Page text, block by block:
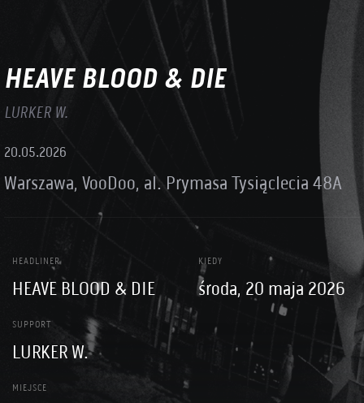
HEAVE BLOOD & DIE
LURKER W.
20.05.2026
Warszawa, VooDoo, al. Prymasa Tysiąclecia 48A
HEADLINER
HEAVE BLOOD & DIE
KIEDY
środa, 20 maja 2026
SUPPORT
LURKER W.
MIEJSCE